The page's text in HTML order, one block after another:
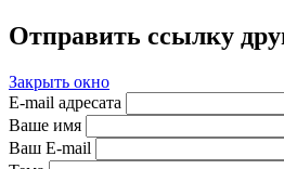
Отправить ссылку
Закрыть окно
E-mail адресата
Ваше имя
Ваш E-mail